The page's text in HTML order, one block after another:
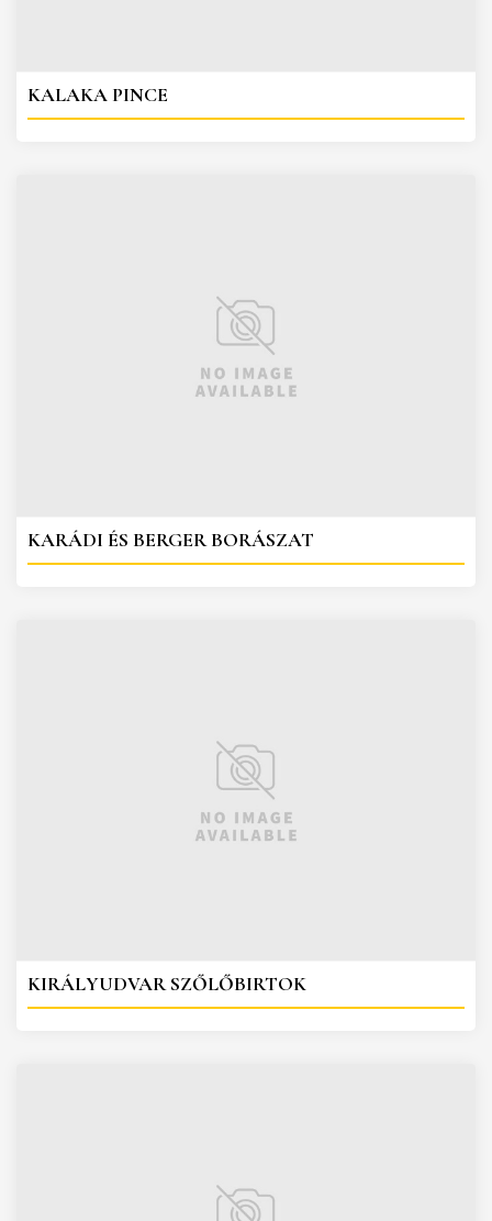
KALAKA PINCE
KARÁDI ÉS BERGER BORÁSZAT
KIRÁLYUDVAR SZŐLŐBIRTOK